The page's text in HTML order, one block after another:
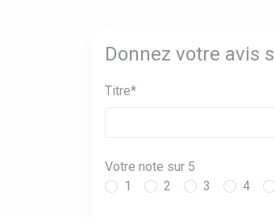
Donnez votre avis
Titre*
Votre note sur 5
1
2 3 4